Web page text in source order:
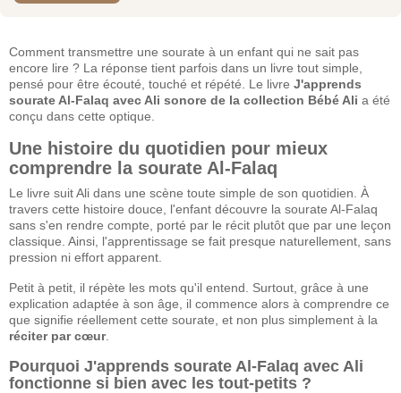
Comment transmettre une sourate à un enfant qui ne sait pas
encore lire ? La réponse tient parfois dans un livre tout simple,
pensé pour être écouté, touché et répété. Le livre J'apprends
sourate Al-Falaq avec Ali sonore de la collection Bébé Ali a été
conçu dans cette optique.
Une histoire du quotidien pour mieux
comprendre la sourate Al-Falaq
Le livre suit Ali dans une scène toute simple de son quotidien. À
travers cette histoire douce, l'enfant découvre la sourate Al-Falaq
sans s'en rendre compte, porté par le récit plutôt que par une leçon
classique. Ainsi, l'apprentissage se fait presque naturellement, sans
pression ni effort apparent.
Petit à petit, il répète les mots qu'il entend. Surtout, grâce à une
explication adaptée à son âge, il commence alors à comprendre ce
que signifie réellement cette sourate, et non plus simplement à la
réciter par cœur.
Pourquoi J'apprends sourate Al-Falaq avec Ali
fonctionne si bien avec les tout-petits ?